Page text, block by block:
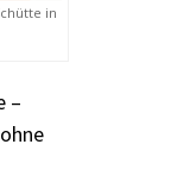
in
–